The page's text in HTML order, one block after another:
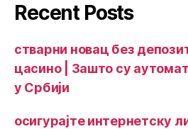
Recent Posts
стварни новац без
цасино | Зашто су
у Србији
осигурајте интернетску